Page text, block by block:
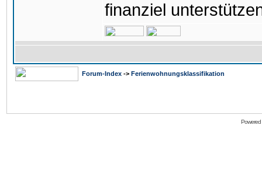
finanziel
Forum-Index -> Ferienwohnungsklassifikation